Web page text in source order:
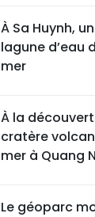
À Sa Huynh,
lagune d’eau
mer
À la
cratère
mer à Quang
Le géoparc